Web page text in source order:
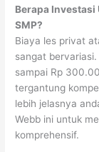
Berapa
SMP?
Biaya les privat
sangat
sampai Rp
tergantung
lebih jelasnya
Webb ini untuk
komprehensif.